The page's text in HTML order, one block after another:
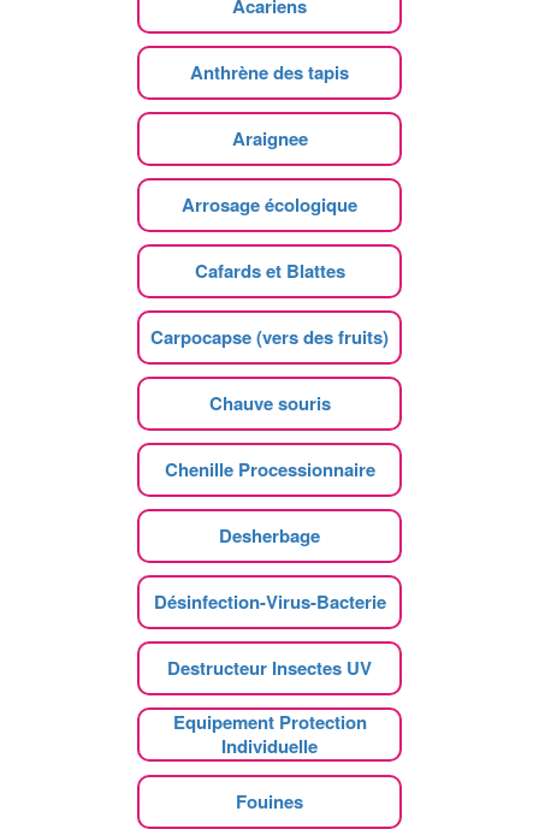
Acariens
Anthrène des tapis
Araignee
Arrosage écologique
Cafards et Blattes
Carpocapse (vers des fruits)
Chauve souris
Chenille Processionnaire
Desherbage
Désinfection-Virus-Bacterie
Destructeur Insectes UV
Equipement Protection
Individuelle
Fouines